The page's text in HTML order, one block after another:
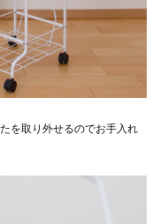
を取り外せるのでお手入れ